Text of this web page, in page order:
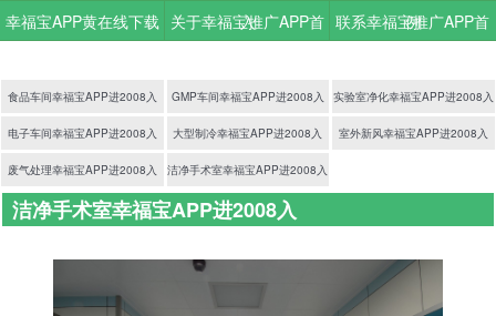
入
例
幸福宝APP黄在线下载 关于幸福宝推广APP首 联系幸福宝推广APP首
食品车间幸福宝APP进2008入 GMP车间幸福宝APP进2008入 实验室净化幸福宝APP进2008入
电子车间幸福宝APP进2008入 大型制冷幸福宝APP进2008入 室外新风幸福宝APP进2008入
废气处理幸福宝APP进2008入 洁净手术室幸福宝APP进2008入
洁净手术室幸福宝APP进2008入